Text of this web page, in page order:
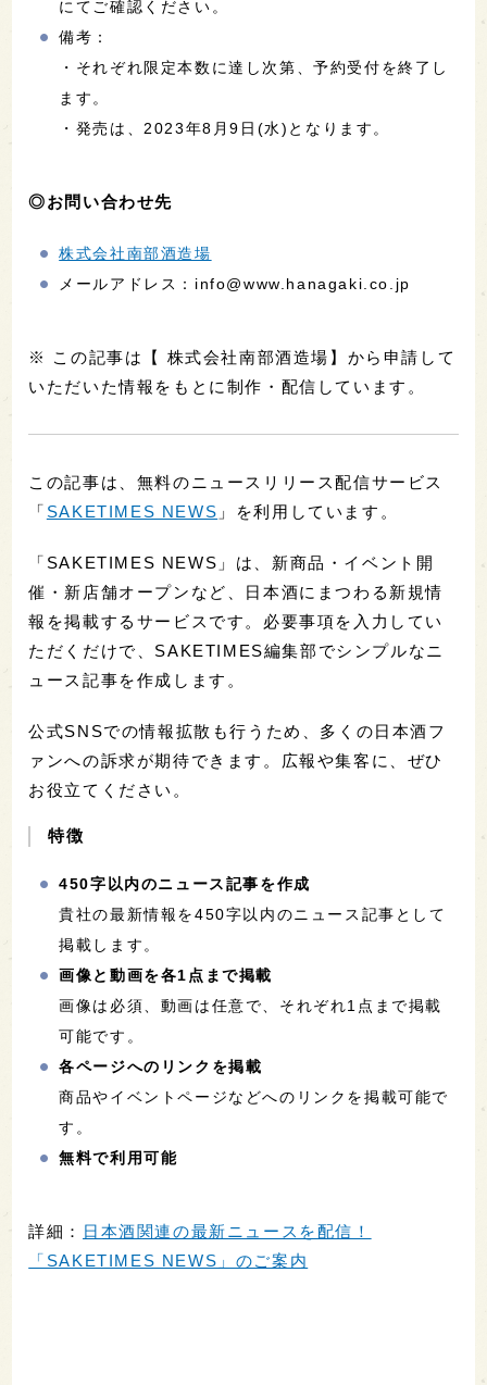
にてご確認ください。
備考：
・それぞれ限定本数に達し次第、予約受付を終了し
ます。
・発売は、2023年8月9日(水)となります。
◎お問い合わせ先
株式会社南部酒造場
メールアドレス：info@www.hanagaki.co.jp
※ この記事は【 株式会社南部酒造場】から申請して
いただいた情報をもとに制作・配信しています。
この記事は、無料のニュースリリース配信サービス
「 SAKETIMES NEWS 」を利用しています。
「SAKETIMES NEWS」は、新商品・イベント開
催・新店舗オープンなど、日本酒にまつわる新規情
報を掲載するサービスです。必要事項を入力してい
ただくだけで、SAKETIMES編集部でシンプルなニ
ュース記事を作成します。
公式SNSでの情報拡散も行うため、多くの日本酒フ
ァンへの訴求が期待できます。広報や集客に、ぜひ
お役立てください。
特徴
450字以内のニュース記事を作成
貴社の最新情報を450字以内のニュース記事として
掲載します。
画像と動画を各1点まで掲載
画像は必須、動画は任意で、それぞれ1点まで掲載
可能です。
各ページへのリンクを掲載
商品やイベントページなどへのリンクを掲載可能で
す。
無料で利用可能
詳細：
日本酒関連の最新ニュースを配信！
「SAKETIMES NEWS」のご案内